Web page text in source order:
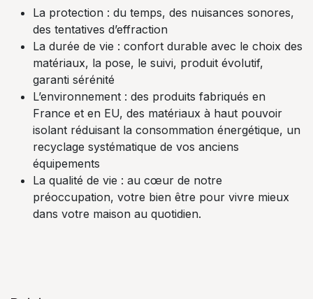
La protection : du temps, des nuisances sonores,
des tentatives d’effraction
La durée de vie : confort durable avec le choix des
matériaux, la pose, le suivi, produit évolutif,
garanti sérénité
L’environnement : des produits fabriqués en
France et en EU, des matériaux à haut pouvoir
isolant réduisant la consommation énergétique, un
recyclage systématique de vos anciens
équipements
La qualité de vie : au cœur de notre
préoccupation, votre bien être pour vivre mieux
dans votre maison au quotidien.